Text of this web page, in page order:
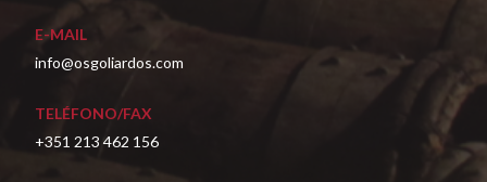
E-MAIL
info@osgoliardos.com
TELÉFONO/FAX
+351 213 462 156